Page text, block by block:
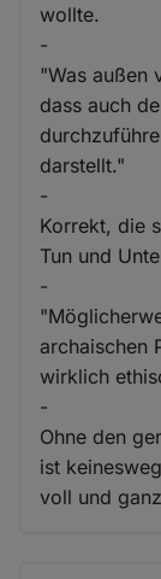
wollte.
-
"Was außen
dass auch
darstellt."
-
Korrekt, die
Tun und
-
archaischen
wirklich
-
Ohne den
ist
voll und